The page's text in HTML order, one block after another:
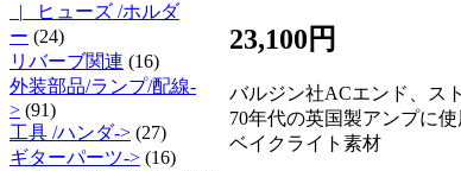
|_ ヒューズ /ホルダ
ー (24)
リバーブ関連 (16)
外装部品/ランプ/配線-
> (91)
工具 /ハンダ-> (27)
ギターパーツ-> (16)
23,100円
バルジン社ACエンド、ス
70年代の英国製アンプに
ベイクライト素材